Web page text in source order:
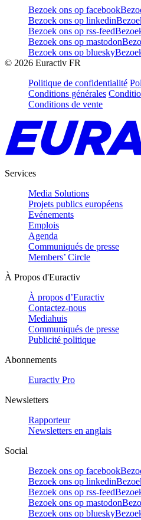
Bezoek ons op facebook
Bezoek ons op linkedin
Bezoek ons op rss-feed
Bezoek ons op mastodon
Bezoek ons op bluesky
© 2026 Euractiv FR
Politique de confidentialité
Conditions générales
Conditions de vente
Services
Media Solutions
Projets publics européens
Evénements
Emplois
Agenda
Communiqués de presse
Members’ Circle
À Propos d'Euractiv
À propos d’Euractiv
Contactez-nous
Mediahuis
Communiqués de presse
Publicité politique
Abonnements
Euractiv Pro
Newsletters
Rapporteur
Newsletters en anglais
Social
Bezoek ons op facebook
Bezoek ons op linkedin
Bezoek ons op rss-feed
Bezoek ons op mastodon
Bezoek ons op bluesky